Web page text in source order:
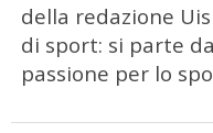
della redazione
di sport: si parte
passione per lo